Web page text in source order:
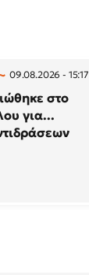
09.08.2026 - 15:17
στο
για...